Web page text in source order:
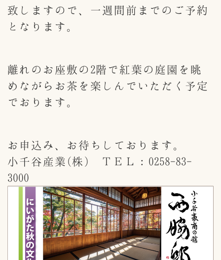
致しますので、一週間前までのご予約
となります。
離れのお座敷の2階で紅葉の庭園を眺
めながらお茶を楽しんでいただく予定
でおります。
お申込み、お待ちしております。
小千谷産業(株) ＴＥＬ：0258-83-
3000